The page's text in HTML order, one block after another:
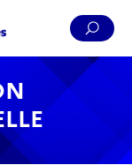
Pied de page